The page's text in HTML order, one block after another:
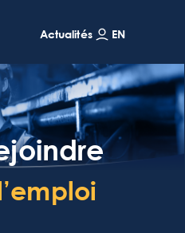
Actualités EN